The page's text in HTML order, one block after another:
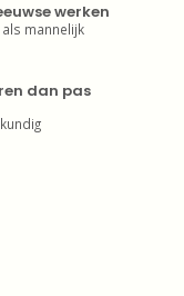
werken
mannelijk
dan pas